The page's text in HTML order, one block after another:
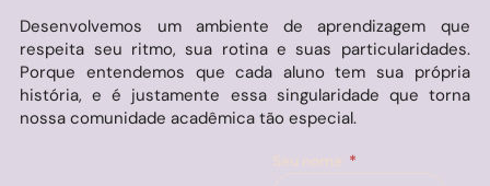
Desenvolvemos um ambiente de aprendizagem que
respeita seu ritmo, sua rotina e suas particularidades.
Porque entendemos que cada aluno tem sua própria
história, e é justamente essa singularidade que torna
nossa comunidade acadêmica tão especial.